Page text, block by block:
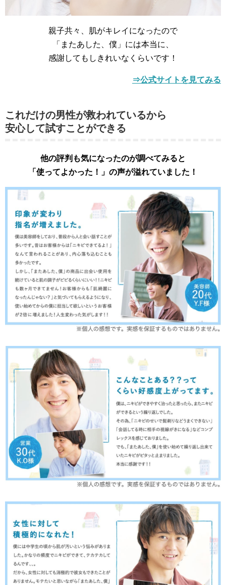
親子共々、肌がキレイになったので
「またあした、僕」には本当に、
感謝してもしきれいなくらいです！
⇒公式サイトを見てみる
これだけの男性が救われているから
安心して試すことができる
他の評判も気になったのが調べてみると
「使ってよかった！」の声が溢れていました！